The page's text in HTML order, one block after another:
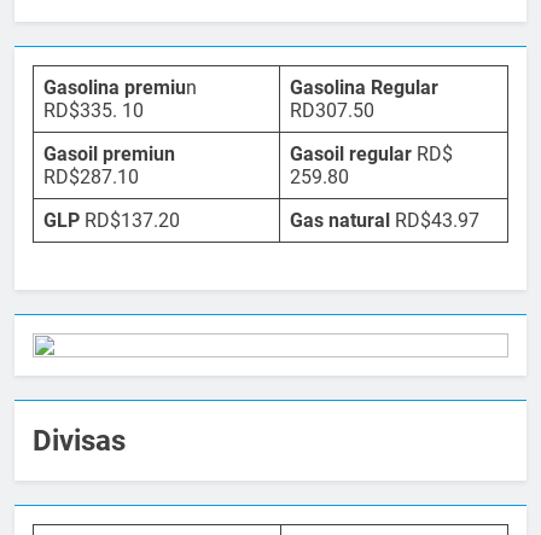
Gasolina premiun
RD$335. 10
Gasolina Regular
RD307.50
Gasoil premiun
RD$287.10
Gasoil regular RD$
259.80
GLP RD$137.20 Gas natural RD$43.97
Divisas